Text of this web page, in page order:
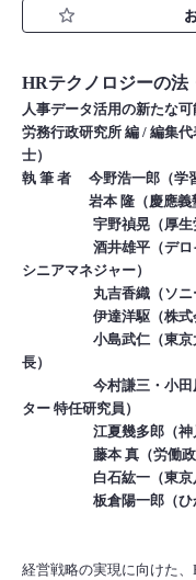
HRテクノロジーの法
人事データ活用の新たな可
労務行政研究所 編 / 編集
士）
執 筆 者 今野浩一郎（学
岩本 隆（慶應義塾大
宇野禎晃（厚生労働
酒井雄平（デロイト
シニアマネジャー）
丸吉香織（ソニーピ
伊達洋駆（株式会社
小島武仁（東京大学
長）
今村謙三・小田原悠
ター 特任研究員）
江夏幾多郎（神戸大
藤本 真（労働政策研
白石紘一（東京八丁
板倉陽一郎（ひかり
経営戦略の実現に向けた、